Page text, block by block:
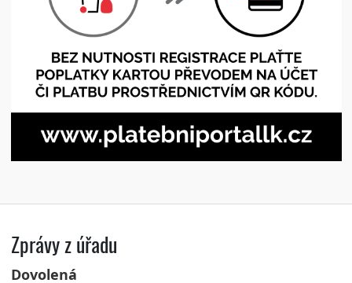
Zprávy z úřadu
Dovolená